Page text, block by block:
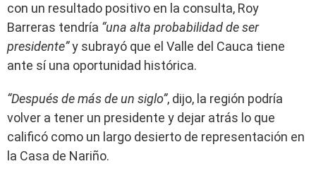
con un resultado positivo en la consulta, Roy
Barreras tendría “una alta probabilidad de ser
presidente”y subrayó que el Valle del Cauca tiene
ante sí una oportunidad histórica.
“Después de más de un siglo”, dijo, la región podría
volver a tener un presidente y dejar atrás lo que
calificó como un largo desierto de representación en
la Casa de Nariño.